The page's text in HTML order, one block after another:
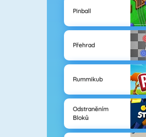
Pinball
Přehrad
Rummikub
Odstraněním
Bloků